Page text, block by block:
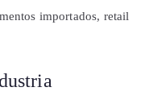
importados, retail